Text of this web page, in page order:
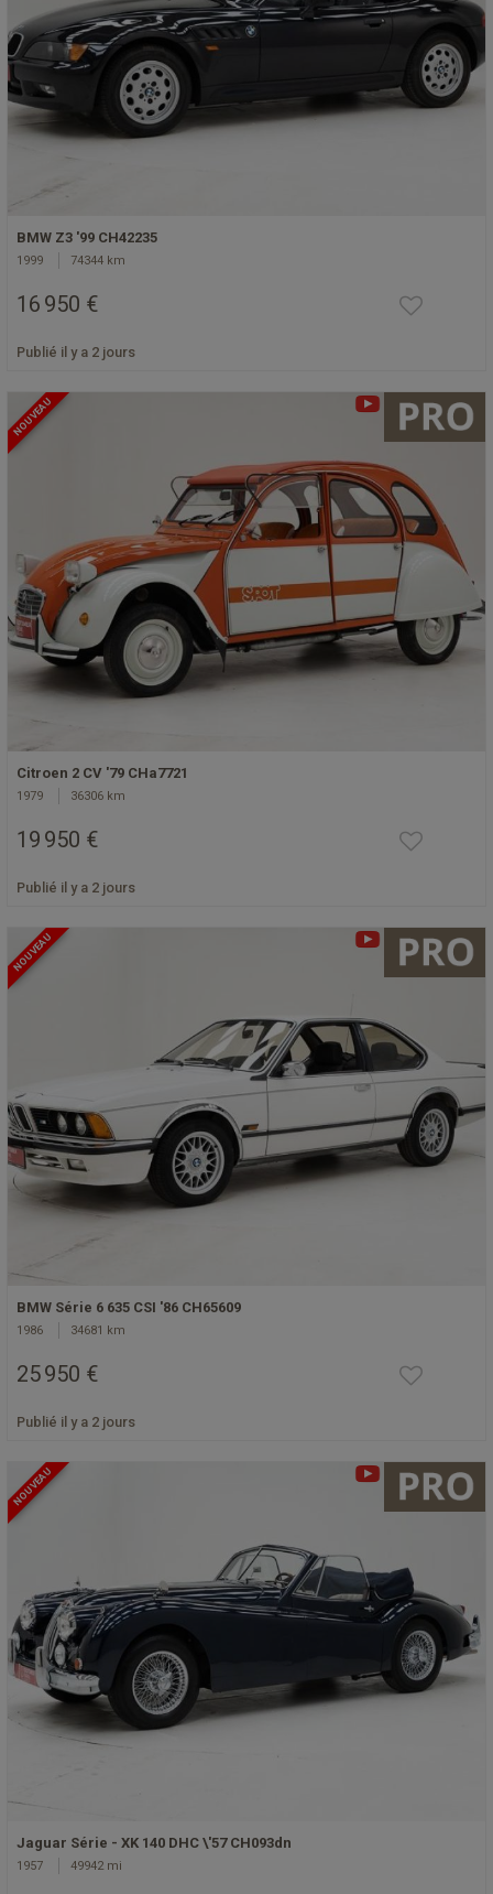
BMW Z3 '99 CH42235
1999 74344 km
16 950 €
Publié il y a 2 jours
NOUVEAU
Citroen 2 CV '79 CHa7721
1979 36306 km
19 950 €
Publié il y a 2 jours
NOUVEAU
BMW Série 6 635 CSI '86 CH65609
1986 34681 km
25 950 €
Publié il y a 2 jours
NOUVEAU
Jaguar Série - XK 140 DHC \'57 CH093dn
1957 49942 mi